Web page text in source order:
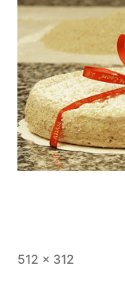
Full
512 × 312